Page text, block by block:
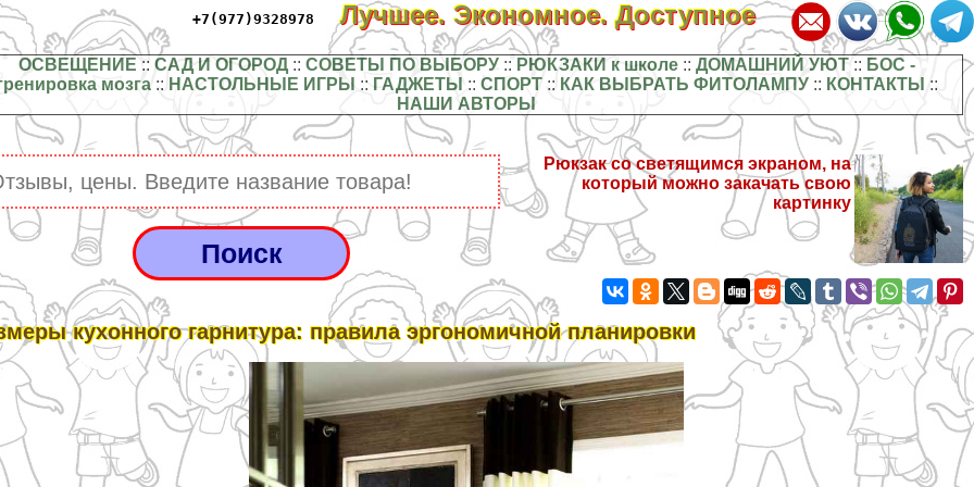
+7(977)9328978 Лучшее. Экономное. Доступное
ОСВЕЩЕНИЕ :: САД И ОГОРОД:: СОВЕТЫ ПО ВЫБОРУ:: РЮКЗАКИ к школе:: ДОМАШНИЙ УЮТ:: БОС -
мозга :: НАСТОЛЬНЫЕ ИГРЫ :: ГАДЖЕТЫ ::СПОРТ :: КАК ВЫБРАТЬ ФИТОЛАМПУ :: КОНТАКТЫ ::
НАШИ АВТОРЫ
Рюкзак со светящимся экраном, на
который можно закачать свою
картинку
кухонного гарнитура: правила эргономичной планировки